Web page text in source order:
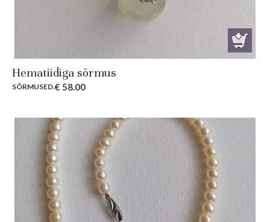
Hematiidiga sõrmus
SÕRMUSED.€ 58.00